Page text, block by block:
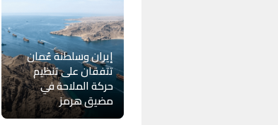
إيران وسلطنة عُمان
تتفقان على تنظيم
حركة الملاحة في
مضيق هرمز